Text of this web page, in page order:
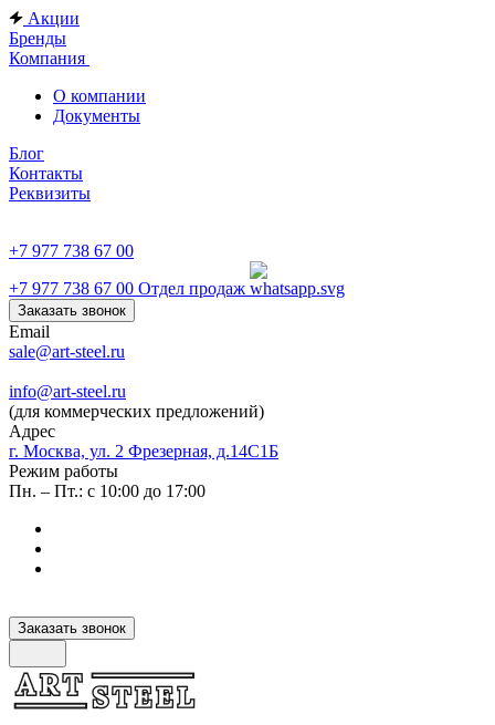
Акции
Бренды
Компания
О компании
Документы
Блог
Контакты
Реквизиты
+7 977 738 67 00
+7 977 738 67 00 Отдел продаж
Заказать звонок
Email
sale@art-steel.ru
info@art-steel.ru
(для коммерческих предложений)
Адрес
г. Москва, ул. 2 Фрезерная, д.14С1Б
Режим работы
Пн. – Пт.: с 10:00 до 17:00
Заказать звонок